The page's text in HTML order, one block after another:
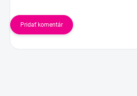
Pridať komentár